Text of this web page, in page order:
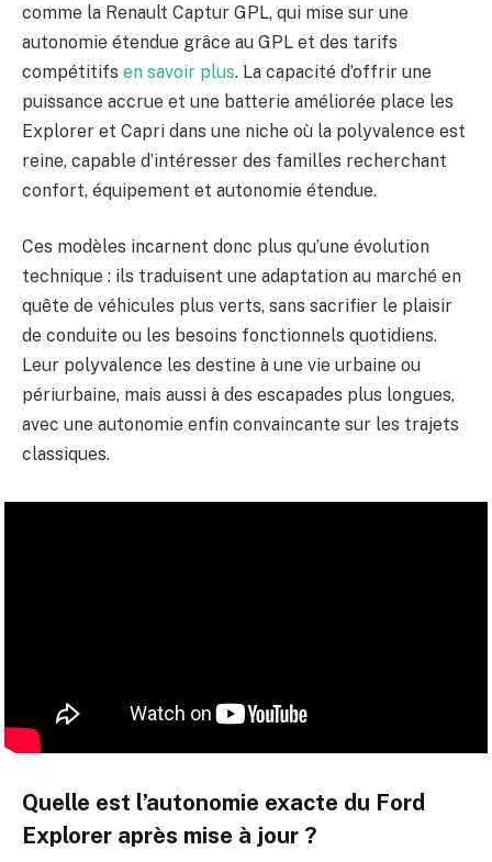
comme la Renault Captur GPL, qui mise sur une
autonomie étendue grâce au GPL et des tarifs
compétitifs en savoir plus. La capacité d’offrir une
puissance accrue et une batterie améliorée place les
Explorer et Capri dans une niche où la polyvalence est
reine, capable d’intéresser des familles recherchant
confort, équipement et autonomie étendue.
Ces modèles incarnent donc plus qu’une évolution
technique : ils traduisent une adaptation au marché en
quête de véhicules plus verts, sans sacrifier le plaisir
de conduite ou les besoins fonctionnels quotidiens.
Leur polyvalence les destine à une vie urbaine ou
périurbaine, mais aussi à des escapades plus longues,
avec une autonomie enfin convaincante sur les trajets
classiques.
Quelle est l’autonomie exacte du Ford
Explorer après mise à jour ?